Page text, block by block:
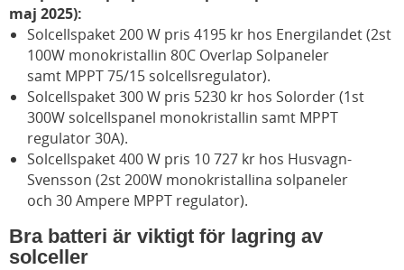
maj 2025):
Solcellspaket 200 W pris 4195 kr hos Energilandet (2st
100W monokristallin 80C Overlap Solpaneler
samt MPPT 75/15 solcellsregulator).
Solcellspaket 300 W pris 5230 kr hos Solorder (1st
300W solcellspanel monokristallin samt MPPT
regulator 30A).
Solcellspaket 400 W pris 10 727 kr hos Husvagn-
Svensson (2st 200W monokristallina solpaneler
och 30 Ampere MPPT regulator).
Bra batteri är viktigt för lagring av
solceller